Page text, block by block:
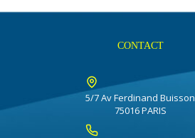
CONTACT
5/7 Av Ferdinand Buisson
75016 PARIS